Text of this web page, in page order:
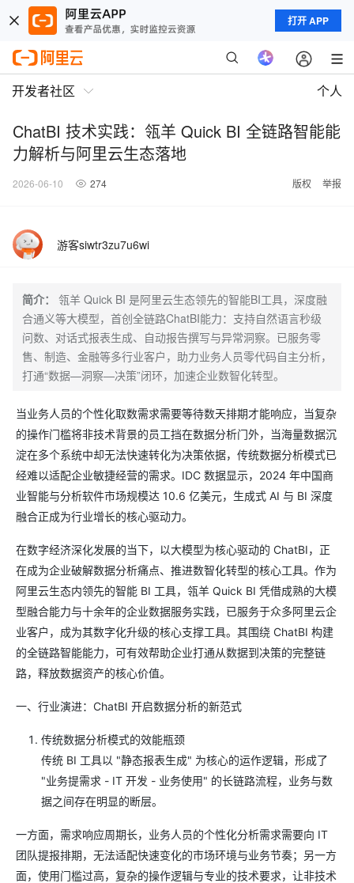
打开 APP
开发者社区 个人
ChatBI 技术实践：瓴羊 Quick BI 全链路智能能
力解析与阿里云生态落地
2026-06-10 274 版权 举报
游客siwtr3zu7u6wi
简介：
瓴羊 Quick BI 是阿里云生态领先的智能BI工具，深度融
合通义等大模型，首创全链路ChatBI能力：支持自然语言秒级
问数、对话式报表生成、自动报告撰写与异常洞察。已服务零
售、制造、金融等多行业客户，助力业务人员零代码自主分析，
打通“数据—洞察—决策”闭环，加速企业数智化转型。
当业务人员的个性化取数需求需要等待数天排期才能响应，当复杂
的操作门槛将非技术背景的员工挡在数据分析门外，当海量数据沉
淀在多个系统中却无法快速转化为决策依据，传统数据分析模式已
经难以适配企业敏捷经营的需求。IDC 数据显示，2024 年中国商
业智能与分析软件市场规模达 10.6 亿美元，生成式 AI 与 BI 深度
融合正成为行业增长的核心驱动力。
在数字经济深化发展的当下，以大模型为核心驱动的 ChatBI，正
在成为企业破解数据分析痛点、推进数智化转型的核心工具。作为
阿里云生态内领先的智能 BI 工具，瓴羊 Quick BI 凭借成熟的大模
型融合能力与十余年的企业数据服务实践，已服务于众多阿里云企
业客户，成为其数字化升级的核心支撑工具。其围绕 ChatBI 构建
的全链路智能能力，可有效帮助企业打通从数据到决策的完整链
路，释放数据资产的核心价值。
一、行业演进：ChatBI 开启数据分析的新范式
传统数据分析模式的效能瓶颈
传统 BI 工具以 "静态报表生成" 为核心的运作逻辑，形成了
"业务提需求 - IT 开发 - 业务使用" 的长链路流程，业务与数
据之间存在明显的断层。
一方面，需求响应周期长，业务人员的个性化分析需求需要向 IT
团队提报排期，无法适配快速变化的市场环境与业务节奏；另一方
面，使用门槛过高，复杂的操作逻辑与专业的技术要求，让非技术